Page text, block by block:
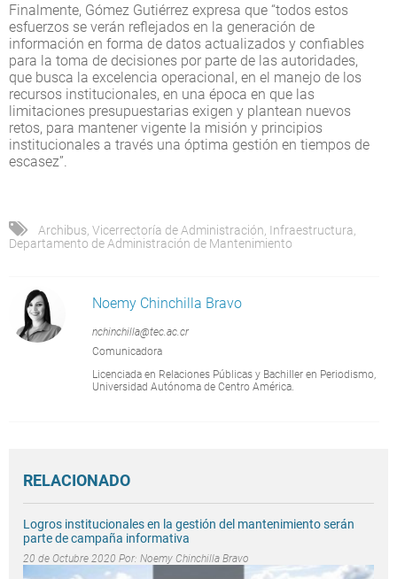
Finalmente, Gómez Gutiérrez expresa que “todos estos
esfuerzos se verán reflejados en la generación de
información en forma de datos actualizados y confiables
para la toma de decisiones por parte de las autoridades,
que busca la excelencia operacional, en el manejo de los
recursos institucionales, en una época en que las
limitaciones presupuestarias exigen y plantean nuevos
retos, para mantener vigente la misión y principios
institucionales a través una óptima gestión en tiempos de
escasez”.
Archibus Vicerrectoría de Administración Infraestructura
Departamento de Administración de Mantenimiento
Noemy Chinchilla Bravo
nchinchilla@tec.ac.cr
Comunicadora
Licenciada en Relaciones Públicas y Bachiller en Periodismo,
Universidad Autónoma de Centro América.
RELACIONADO
Logros institucionales en la gestión del mantenimiento serán
parte de campaña informativa
20 de Octubre 2020 Por: Noemy Chinchilla Bravo